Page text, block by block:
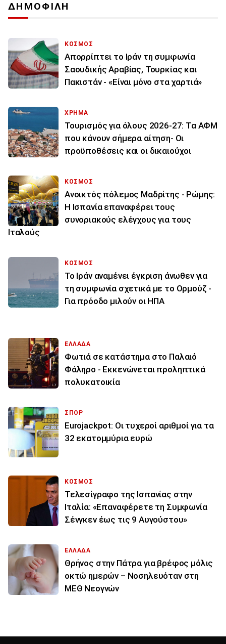
ΔΗΜΟΦΙΛΗ
ΚΟΣΜΟΣ
Απορρίπτει το Ιράν τη συμφωνία
Σαουδικής Αραβίας, Τουρκίας και
Πακιστάν - «Είναι μόνο στα χαρτιά»
ΧΡΗΜΑ
Τουρισμός για όλους 2026-27: Τα ΑΦΜ
που κάνουν σήμερα αίτηση- Οι
προϋποθέσεις και οι δικαιούχοι
ΚΟΣΜΟΣ
Ανοικτός πόλεμος Μαδρίτης - Ρώμης:
Η Ισπανία επαναφέρει τους
συνοριακούς ελέγχους για τους
Ιταλούς
ΚΟΣΜΟΣ
Το Ιράν αναμένει έγκριση άνωθεν για
τη συμφωνία σχετικά με το Ορμούζ -
Για πρόοδο μιλούν οι ΗΠΑ
ΕΛΛΑΔΑ
Φωτιά σε κατάστημα στο Παλαιό
Φάληρο - Εκκενώνεται προληπτικά
πολυκατοικία
ΣΠΟΡ
Eurojackpot: Οι τυχεροί αριθμοί για τα
32 εκατoμμύρια ευρώ
ΚΟΣΜΟΣ
Τελεσίγραφο της Ισπανίας στην
Ιταλία: «Επαναφέρετε τη Συμφωνία
Σένγκεν έως τις 9 Αυγούστου»
ΕΛΛΑΔΑ
Θρήνος στην Πάτρα για βρέφος μόλις
οκτώ ημερών – Νοσηλευόταν στη
ΜΕΘ Νεογνών